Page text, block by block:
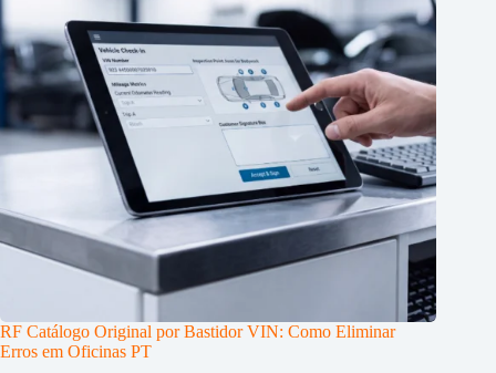
RF Catálogo Original por Bastidor VIN: Como Eliminar
Erros em Oficinas PT